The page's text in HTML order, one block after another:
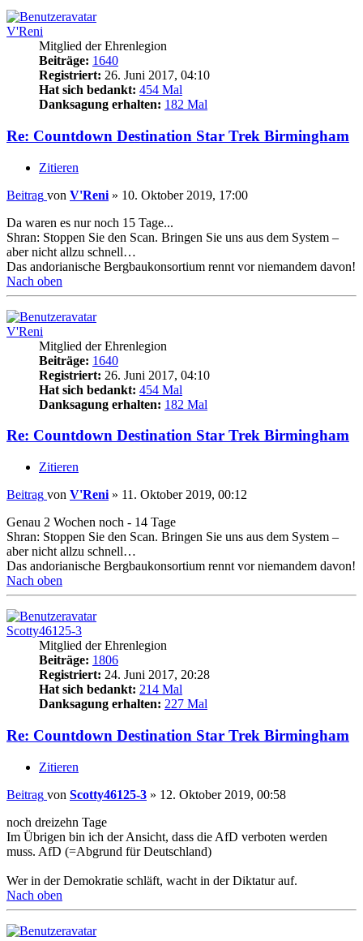
V'Reni
Mitglied der Ehrenlegion
Beiträge: 1640
Registriert: 26. Juni 2017, 04:10
Hat sich bedankt: 454 Mal
Danksagung erhalten: 182 Mal
Re: Countdown Destination Star Trek Birmingham
Zitieren
Beitrag von V'Reni » 10. Oktober 2019, 17:00
Da waren es nur noch 15 Tage...
Shran: Stoppen Sie den Scan. Bringen Sie uns aus dem System –
aber nicht allzu schnell…
Das andorianische Bergbaukonsortium rennt vor niemandem davon!
Nach oben
V'Reni
Mitglied der Ehrenlegion
Beiträge: 1640
Registriert: 26. Juni 2017, 04:10
Hat sich bedankt: 454 Mal
Danksagung erhalten: 182 Mal
Re: Countdown Destination Star Trek Birmingham
Zitieren
Beitrag von V'Reni » 11. Oktober 2019, 00:12
Genau 2 Wochen noch - 14 Tage
Shran: Stoppen Sie den Scan. Bringen Sie uns aus dem System –
aber nicht allzu schnell…
Das andorianische Bergbaukonsortium rennt vor niemandem davon!
Nach oben
Scotty46125-3
Mitglied der Ehrenlegion
Beiträge: 1806
Registriert: 24. Juni 2017, 20:28
Hat sich bedankt: 214 Mal
Danksagung erhalten: 227 Mal
Re: Countdown Destination Star Trek Birmingham
Zitieren
Beitrag von Scotty46125-3 » 12. Oktober 2019, 00:58
noch dreizehn Tage
Im Übrigen bin ich der Ansicht, dass die AfD verboten werden
muss. AfD (=Abgrund für Deutschland)
Wer in der Demokratie schläft, wacht in der Diktatur auf.
Nach oben